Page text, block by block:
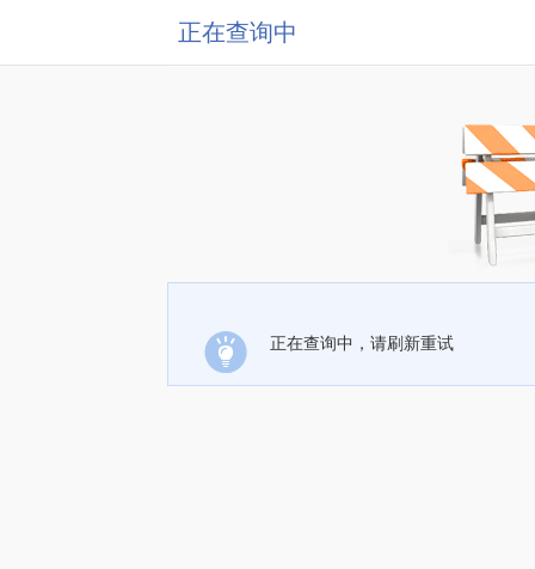
正在查询中
正在查询中，请刷新重试